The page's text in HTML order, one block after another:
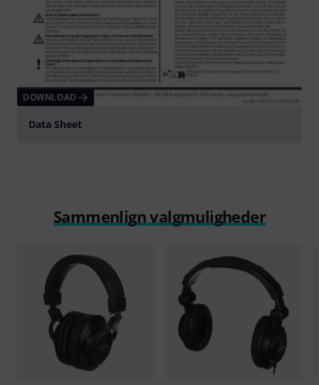
DOWNLOAD
Data Sheet
Sammenlign valgmuligheder